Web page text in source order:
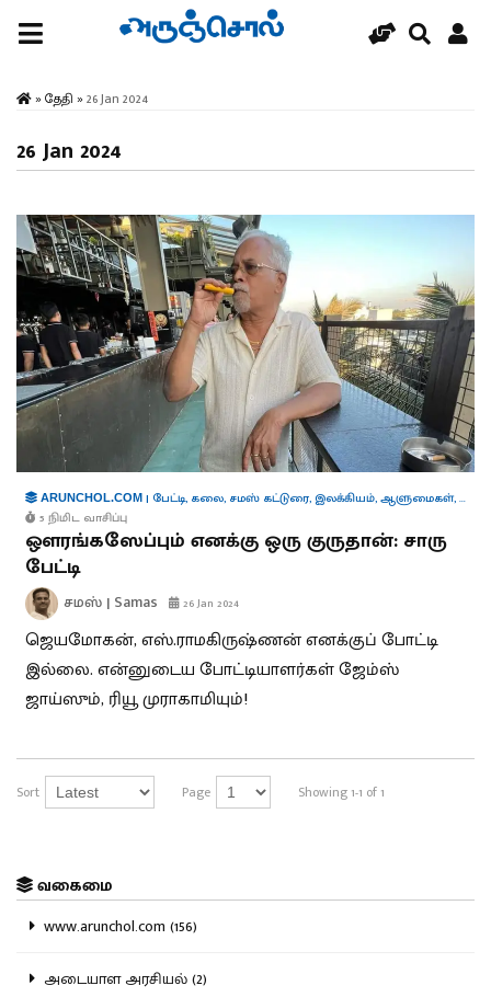
» தேதி » 26 Jan 2024
26 Jan 2024
ARUNCHOL.COM | பேட்டி, கலை, சமஸ் கட்டுரை, இலக்கியம்,ஆளுமைகள்,
5 நிமிட வாசிப்பு
ஔரங்கஸேப்பும் எனக்கு ஒரு குருதான்: சாரு
பேட்டி
சமஸ் | Samas 26 Jan 2024
ஜெயமோகன், எஸ்.ராமகிருஷ்ணன் எனக்குப் போட்டி
இல்லை. என்னுடைய போட்டியாளர்கள் ஜேம்ஸ்
ஜாய்ஸும், ரியூ முராகாமியும்!
Sort Page Showing 1-1 of 1
வகைமை
www.arunchol.com (156)
அடையாள அரசியல் (2)